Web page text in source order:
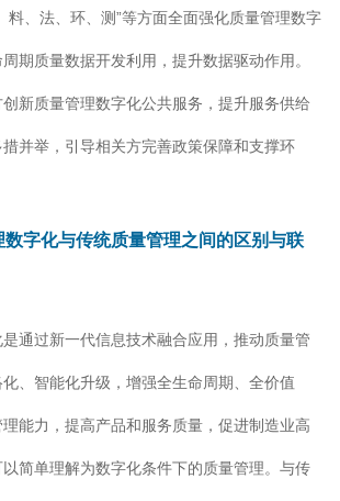
料、法、环、测”等方面全面强化质量管理数字
期质量数据开发利用，提升数据驱动作用。
新质量管理数字化公共服务，提升服务供给
并举，引导相关方完善政策保障和支撑环
数字化与传统质量管理之间的区别与联
通过新一代信息技术融合应用，推动质量管
、智能化升级，增强全生命周期、全价值
能力，提高产品和服务质量，促进制造业高
简单理解为数字化条件下的质量管理。与传